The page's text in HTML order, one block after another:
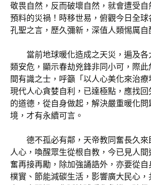
敬畏自然，反而破壞自然，就會遭受
預料的災禍！時移世易，俯觀今日全
孔聖之言，歷久彌新，深值人類惕厲自
當前地球暖化造成之天災，遍及各
類安危，顯示春劫兇鋒非同小可，際
間有識之士，呼籲「以人心美化來治
現代人心貪婪自利，已達極點，應找
的道德，從自身做起，解決嚴重暖化
境，才有永續可言。
德不孤必有鄰，天帝教同奮長久來
人心，喚醒眾生從根自教，今已見人
奮再接再勵，除加強誦誥外，亦要從
樸實、節能減碳生活，影響廣大民心